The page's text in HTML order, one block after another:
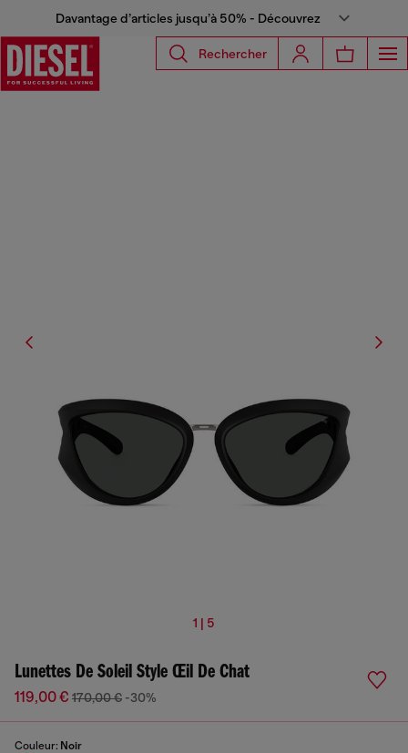
Davantage d’articles jusqu’à 50% - Découvrez
Rechercher
1 | 5
Lunettes De Soleil Style Œil De Chat
119,00 € 170,00 € -30%
Couleur: Noir